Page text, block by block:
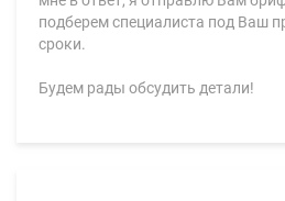
подберем специалиста под Ваш
сроки.
Будем рады обсудить детали!